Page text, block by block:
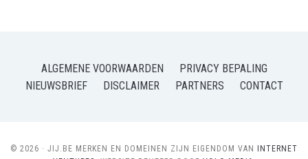
ALGEMENE VOORWAARDEN
PRIVACY BEPALING
NIEUWSBRIEF
DISCLAIMER PARTNERS CONTACT
© 2026 · JIJ.BE MERKEN EN DOMEINEN ZIJN EIGENDOM VAN INTERNET